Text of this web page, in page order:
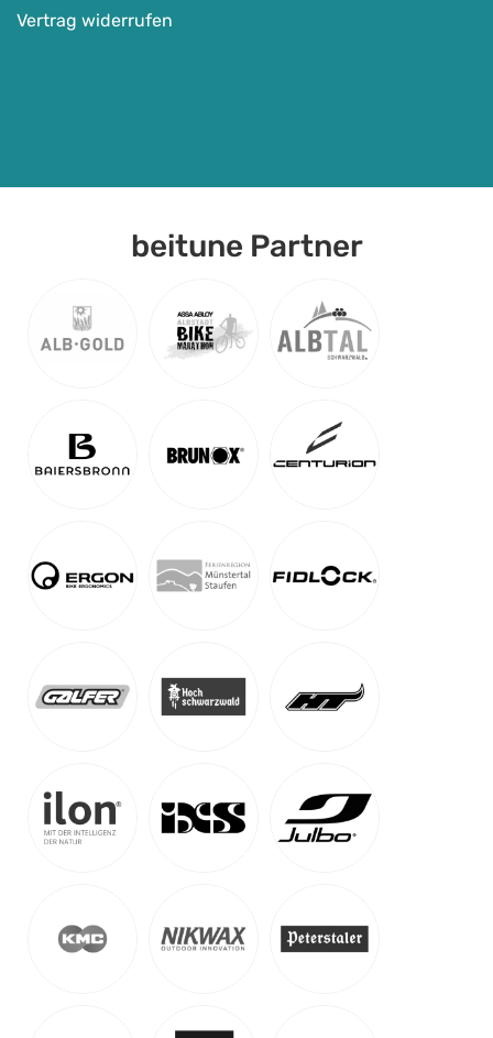
Vertrag widerrufen
beitune Partner